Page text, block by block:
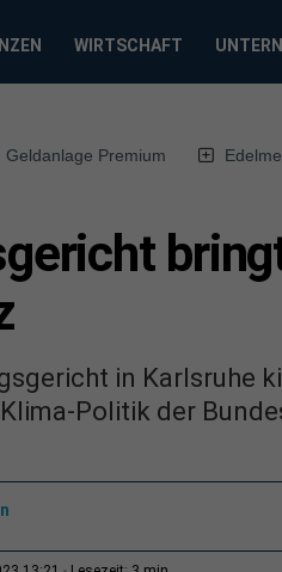
WIRTSCHAFT
Geldanlage Premium
in Karlsruhe
Politik der